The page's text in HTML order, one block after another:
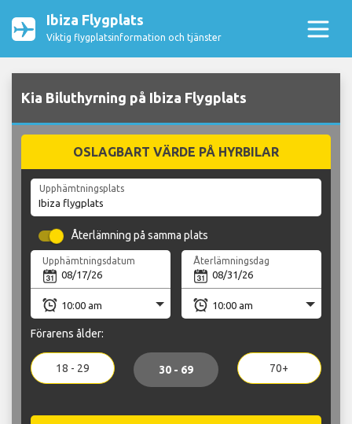
Ibiza Flygplats
Viktig flygplatsinformation och tjänster
Kia Biluthyrning på Ibiza Flygplats
OSLAGBART VÄRDE PÅ HYRBILAR
Upphämtningsplats
Återlämning på samma plats
Upphämtningsdatum Återlämningsdag
Förarens ålder:
18 - 29 30 - 69 70+